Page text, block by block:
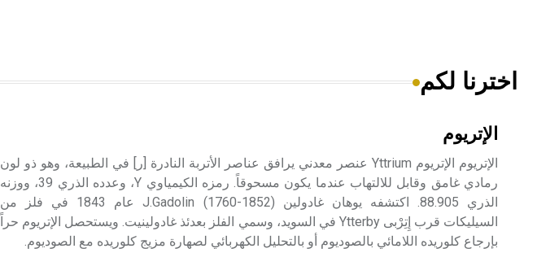
اخترنا لكم
الإتريوم
الإتريوم الإتريوم Yttrium عنصر معدني يرافق عناصر الأتربة النادرة [ر] في الطبيعة، وهو ذو لون
رمادي غامق وقابل للالتهاب عندما يكون مسحوقاً. رمزه الكيمياوي Y، وعدده الذري 39، ووزنه
الذري 88.905. اكتشفه يوهان غادولين J.Gadolin (1760-1852) عام 1843 في فلز من
السيليكات قرب إِتِرْبى Ytterby في السويد، وسمي الفلز بعدئذ غادولينيت. ويستحصل الإتريوم حراً
بإرجاع كلوريده اللامائي بالصوديوم أو بالتحليل الكهربائي لصهارة مزيج كلوريده مع الصوديوم.